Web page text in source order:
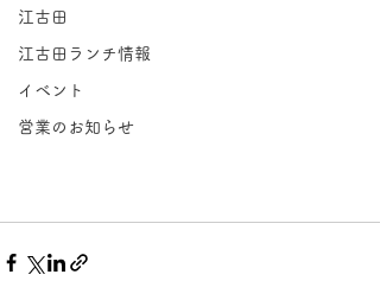
江古田
江古田ランチ情報
イベント
営業のお知らせ